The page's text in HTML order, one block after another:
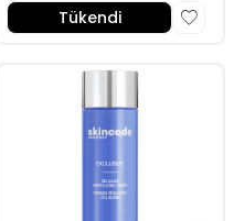
Tükendi